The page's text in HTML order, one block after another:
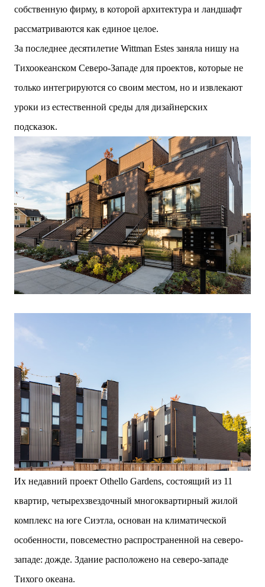
средиземноморский манифест. Архитекторы
стремились объединить память о военном
собственную фирму, в которой архитектура и ландшафт
рассматриваются как единое целое.
За последнее десятилетие Wittman Estes заняла нишу на
Тихоокеанском Северо-Западе для проектов, которые не
только интегрируются со своим местом, но и извлекают
уроки из естественной среды для дизайнерских
подсказок.
Их недавний проект Othello Gardens, состоящий из 11
квартир, четырехзвездочный многоквартирный жилой
комплекс на юге Сиэтла, основан на климатической
особенности, повсеместно распространенной на северо-
западе: дожде. Здание расположено на северо-западе
Тихого океана.